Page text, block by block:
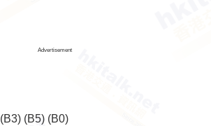
Advertisement
(B3) (B5) (B0)